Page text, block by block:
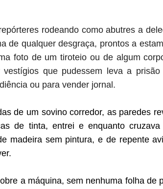
rodeando como abutres a
de qualquer desgraça, prontos a
foto de um tiroteio ou de algum
vestígios que pudessem leva a
ou para vender jornal.
de um sovino corredor, as paredes
de tinta, entrei e enquanto
madeira sem pintura, e de repente
a máquina, sem nenhuma folha de